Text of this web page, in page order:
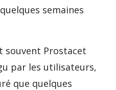
semaines
souvent Prostacet
par les utilisateurs,
que quelques